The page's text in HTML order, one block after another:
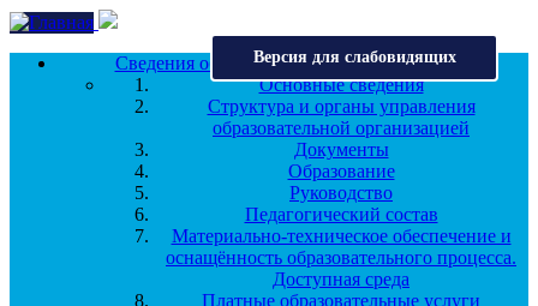
Перейти к основному содержанию
Версия для слабовидящих
Сведения об образовательной организации
Основные сведения
Структура и органы управления
образовательной организацией
Документы
Образование
Руководство
Педагогический состав
Материально-техническое обеспечение и
оснащённость образовательного процесса.
Доступная среда
Платные образовательные услуги